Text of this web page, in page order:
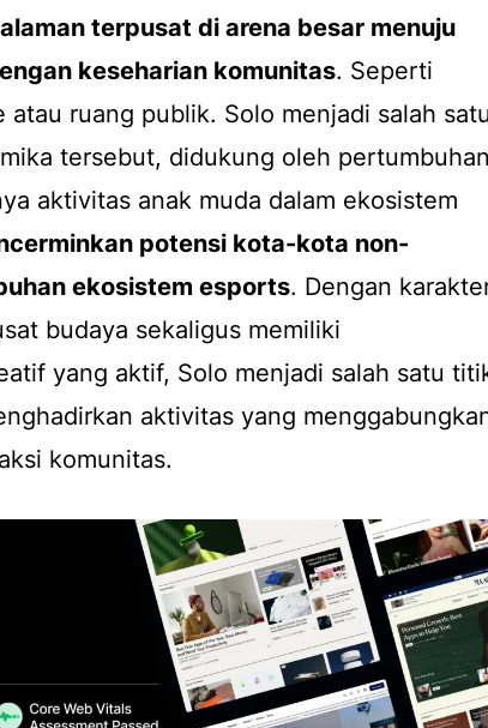
terpusat di arena besar menuju
keseharian komunitas. Seperti
ruang publik. Solo menjadi salah
tersebut, didukung oleh
aktivitas anak muda dalam ekosistem
potensi kota-kota non-
ekosistem esports. Dengan
budaya sekaligus memiliki
yang aktif, Solo menjadi salah satu
aktivitas yang
komunitas.